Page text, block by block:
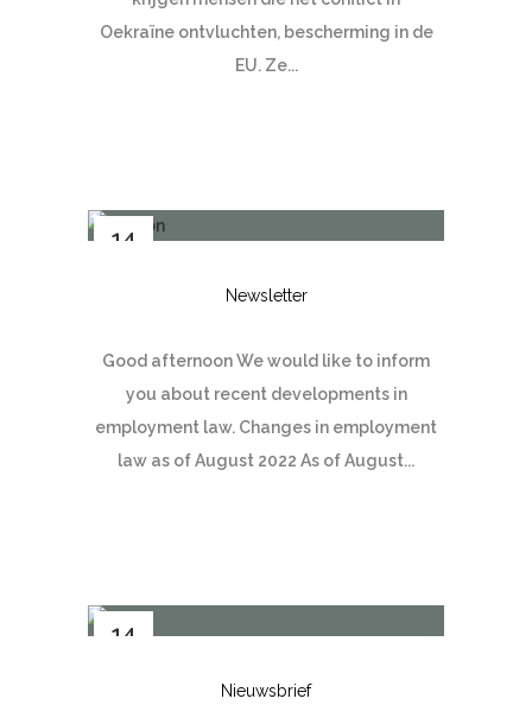
Oekraïne ontvluchten, bescherming in de
EU. Ze...
14
Newsletter
Good afternoon We would like to inform
you about recent developments in
employment law. Changes in employment
law as of August 2022 As of August...
14
Nieuwsbrief